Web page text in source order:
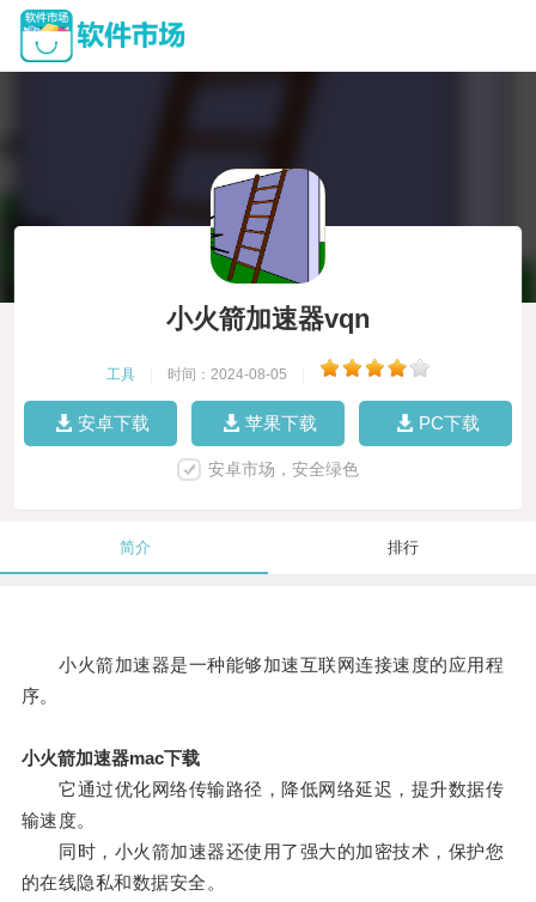
小火箭加速器vqn
工具 时间：2024-08-05
安卓下载 苹果下载 PC下载
安卓市场，安全绿色
简介 排行
小火箭加速器是一种能够加速互联网连接速度的应用程
序。
小火箭加速器mac下载
它通过优化网络传输路径，降低网络延迟，提升数据传
输速度。
同时，小火箭加速器还使用了强大的加密技术，保护您
的在线隐私和数据安全。